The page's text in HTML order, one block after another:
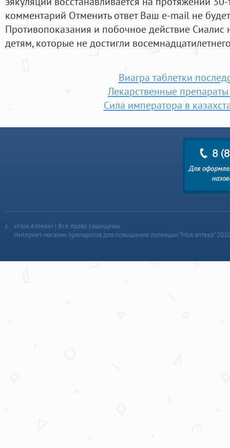
комментарий Отменить ответ Ваш e-mail не
Противопоказания и побочное действие Сиалис
детям, которые не достигли
Виагра таблетки
Лекарственные
Сила императора в
«Моя Аптека» | Все права защищены
Интернет-магазин препаратов для повышения потенции “Моя аптека”